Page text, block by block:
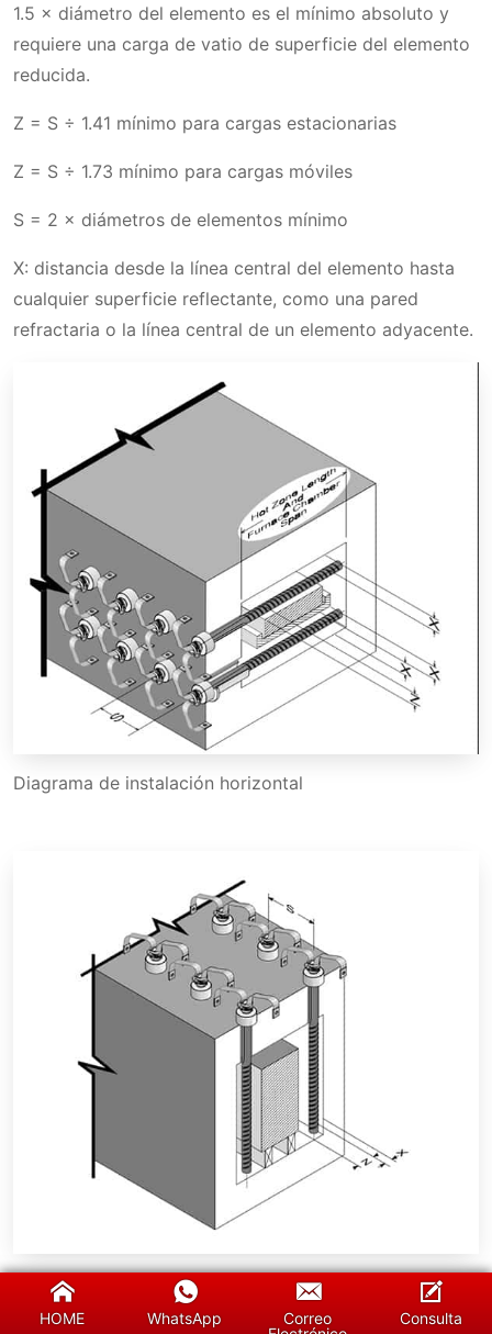
1.5 × diámetro del elemento es el mínimo absoluto y
requiere una carga de vatio de superficie del elemento
reducida.
Z = S ÷ 1.41 mínimo para cargas estacionarias
Z = S ÷ 1.73 mínimo para cargas móviles
S = 2 × diámetros de elementos mínimo
X: distancia desde la línea central del elemento hasta
cualquier superficie reflectante, como una pared
refractaria o la línea central de un elemento adyacente.
Diagrama de instalación horizontal
Esquema de instalación vertical.
HOME WhatsApp
Correo
Consulta